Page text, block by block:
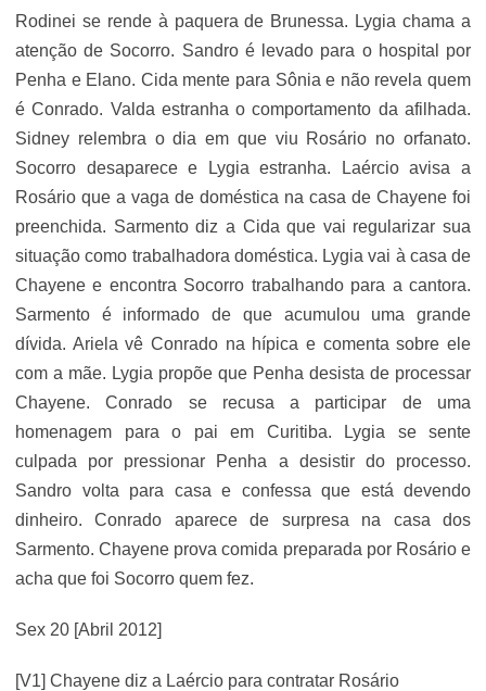
Rodinei se rende à paquera de Brunessa. Lygia chama a
atenção de Socorro. Sandro é levado para o hospital por
Penha e Elano. Cida mente para Sônia e não revela quem
é Conrado. Valda estranha o comportamento da afilhada.
Sidney relembra o dia em que viu Rosário no orfanato.
Socorro desaparece e Lygia estranha. Laércio avisa a
Rosário que a vaga de doméstica na casa de Chayene foi
preenchida. Sarmento diz a Cida que vai regularizar sua
situação como trabalhadora doméstica. Lygia vai à casa de
Chayene e encontra Socorro trabalhando para a cantora.
Sarmento é informado de que acumulou uma grande
dívida. Ariela vê Conrado na hípica e comenta sobre ele
com a mãe. Lygia propõe que Penha desista de processar
Chayene. Conrado se recusa a participar de uma
homenagem para o pai em Curitiba. Lygia se sente
culpada por pressionar Penha a desistir do processo.
Sandro volta para casa e confessa que está devendo
dinheiro. Conrado aparece de surpresa na casa dos
Sarmento. Chayene prova comida preparada por Rosário e
acha que foi Socorro quem fez.
Sex 20 [Abril 2012]
[V1] Chayene diz a Laércio para contratar Rosário